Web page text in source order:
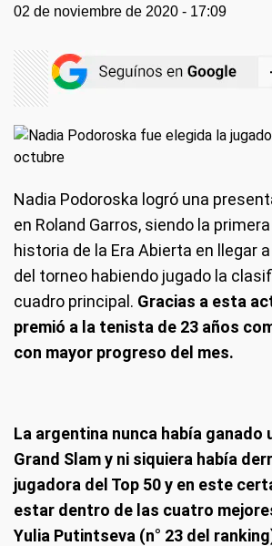
02 de noviembre de 2020 - 17:09
Nadia Podoroska logró una
en Roland Garros, siendo la
historia de la Era Abierta en llegar
del torneo habiendo jugado la
cuadro principal. Gracias a esta
premió a la tenista de 23 años
con mayor progreso del mes.
La argentina nunca había ganado
Grand Slam y ni siquiera había
jugadora del Top 50 y en este
estar dentro de las cuatro
Yulia Putintseva (n° 23 del